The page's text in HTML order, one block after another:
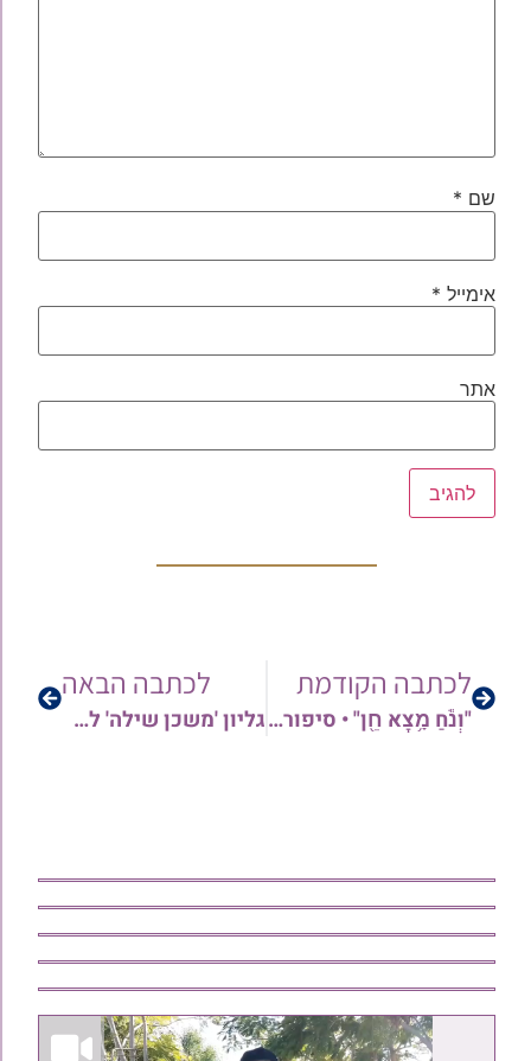
שם *
אימייל *
אתר
לכתבה הקודמת
"וְנֹ֕חַ מָ֥צָא חֵ֖ן" • סיפורים מצמררים מהחטופים • 15 דקות עם נשיא ארה"ב | הרב ישי יפת בשיעור מרתק!
לכתבה הבאה
גליון 'משכן שילה' לפרשת לך־לך תשפ"ו